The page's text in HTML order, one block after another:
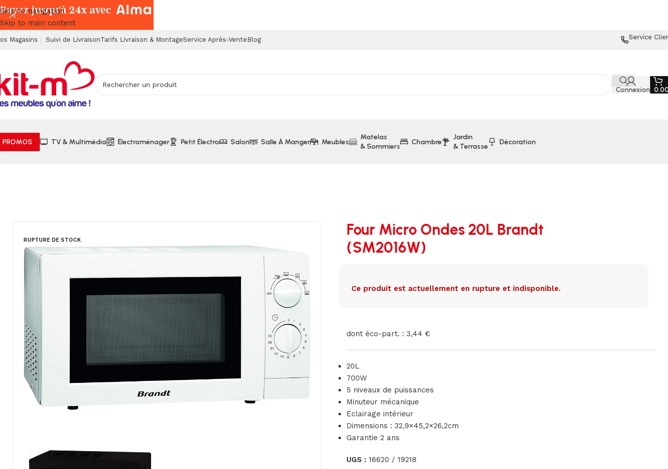
Skip to navigation
Skip to main content
Magasins Suivi de LivraisonTarifs Livraison & MontageService Après-Vente Blog Service
Connexion
PROMOS TV & Multimédia Électroménager Petit Électro Salon Salle À Manger Meubles
Matelas
& Sommiers
Chambre
Jardin
& Terrasse
Décoration
RUPTURE DE STOCK
Four Micro Ondes 20L Brandt
(SM2016W)
Ce produit est actuellement en rupture et indisponible.
dont éco-part. : 3,44 €
20L
700W
5 niveaux de puissances
Minuteur mécanique
Eclairage intérieur
Dimensions : 32,9×45,2×26,2cm
Garantie 2 ans
UGS : 16620 / 19218
Payez jusqu'à 24x avec